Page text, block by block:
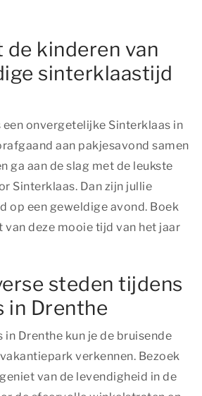
de kinderen van
sinterklaastijd
onvergetelijke Sinterklaas in
aan pakjesavond samen
ga aan de slag met de leukste
Sinterklaas. Dan zijn jullie
op een geweldige avond. Boek
van deze mooie tijd van het jaar
steden tijdens
in Drenthe
in Drenthe kun je de bruisende
verkennen. Bezoek
van de levendigheid in de